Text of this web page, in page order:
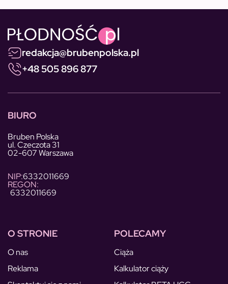
redakcja@brubenpolska.pl
+48 505 896 877
BIURO
Bruben Polska
ul. Czeczota 31
02-607 Warszawa
NIP:6332011669
REGON:
6332011669
O STRONIE
O nas
Reklama
POLECAMY
Ciąża
Kalkulator ciąży